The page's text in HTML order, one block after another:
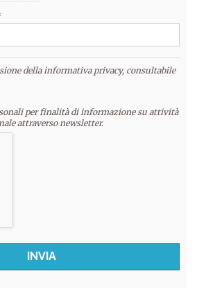
della informativa privacy, consultabile
per finalità di informazione su attività
attraverso newsletter.